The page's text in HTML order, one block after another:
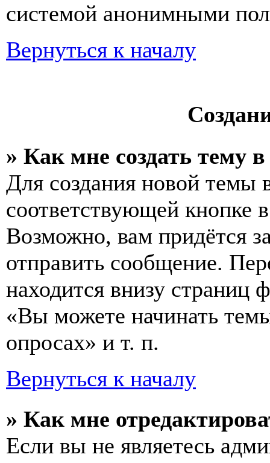
системой анонимными
Вернуться к началу
» Как мне создать тему
Для создания новой темы
соответствующей кнопке
Возможно, вам придётся
отправить сообщение.
находится внизу
«Вы можете начинать
опросах» и т. п.
Вернуться к началу
» Как мне
Если вы не являетесь